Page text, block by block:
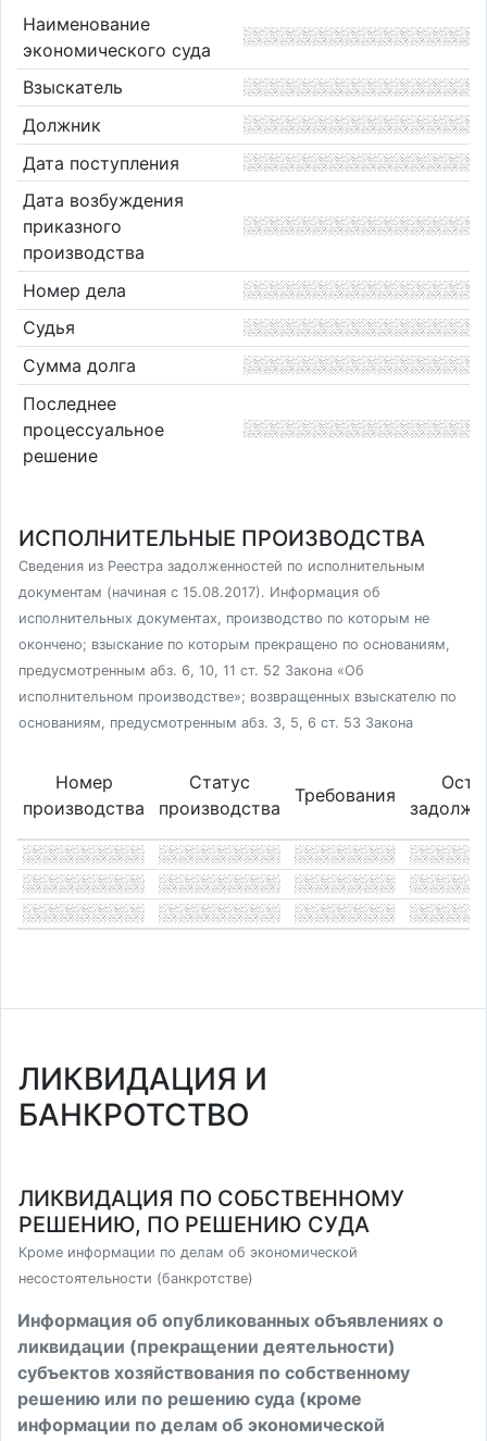
Наименование
экономического суда
Взыскатель
Должник
Дата поступления
Дата возбуждения
приказного
производства
Номер дела
Судья
Сумма долга
Последнее
процессуальное
решение
ИСПОЛНИТЕЛЬНЫЕ ПРОИЗВОДСТВА
Сведения из Реестра задолженностей по исполнительным
документам (начиная с 15.08.2017). Информация об
исполнительных документах, производство по которым не
окончено; взыскание по которым прекращено по основаниям,
предусмотренным абз. 6, 10, 11 ст. 52 Закона «Об
исполнительном производстве»; возвращенных взыскателю по
основаниям, предусмотренным абз. 3, 5, 6 ст. 53 Закона
Номер
производства
Статус
производства
Требования
ЛИКВИДАЦИЯ И
БАНКРОТСТВО
ЛИКВИДАЦИЯ ПО СОБСТВЕННОМУ
РЕШЕНИЮ, ПО РЕШЕНИЮ СУДА
Кроме информации по делам об экономической
несостоятельности (банкротстве)
Информация об опубликованных объявлениях о
ликвидации (прекращении деятельности)
субъектов хозяйствования по собственному
решению или по решению суда (кроме
информации по делам об экономической